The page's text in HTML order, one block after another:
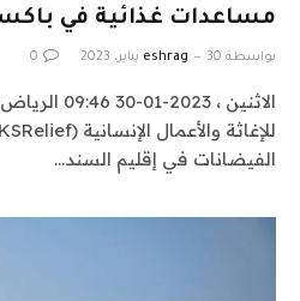
مساعدات غذائية في
بواسطة eshrag 30 يناير، 2023 0
الاثنين ،
الفيضانات في إقليم السند…